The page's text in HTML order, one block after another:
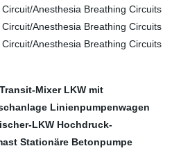
Transit-Mixer LKW mit
Linienpumpenwagen
LKW Hochdruck-
Stationäre Betonpumpe